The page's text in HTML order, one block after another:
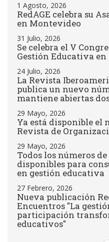
1 Agosto, 2026
RedAGE celebra su
en Montevideo
31 Julio, 2026
Se celebra el V
Gestión Educativa
24 Julio, 2026
La Revista
publica un nuevo
mantiene abiertas
29 Mayo, 2026
Ya está disponible el
Revista de
29 Mayo, 2026
Todos los números
disponibles para
en gestión educativa
27 Febrero, 2026
Nueva publicación
Encuentros "La
participación
educativos"